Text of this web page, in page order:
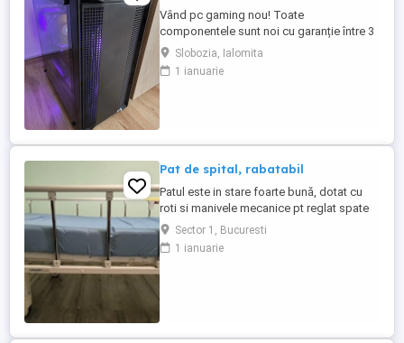
Vând pc gaming nou! Toate
componentele sunt noi cu garanție între 3
și 10 ani la eMAG. Preț FIX nu trimit prin
curier doar predare personală.
Configurație: Procesor Ryzen 5
Kingston Fury Beast ...
Slobozia, Ialomita
1 ianuarie
Pat de spital, rabatabil
Patul este in stare foarte bună, dotat cu
roti si manivele mecanice pt reglat spate
si picioare. Saltea speciala inclusă.
Suport de perfuzii si suport de luat masa
incluse. Oferim cadou un bax de scutece
Sector 1, Bucuresti
1 ianuarie